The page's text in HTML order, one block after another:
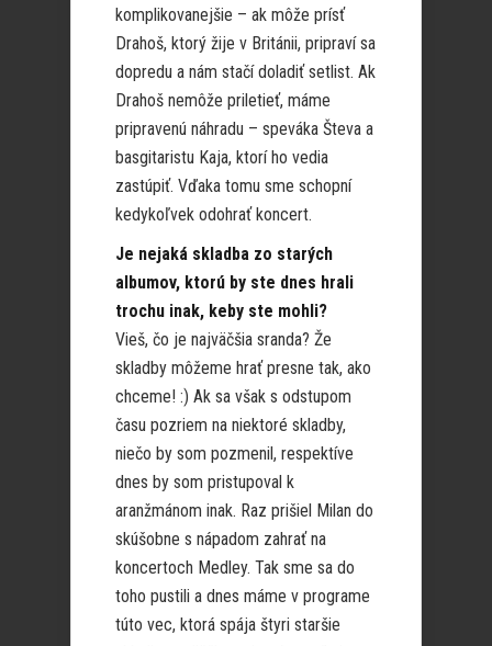
komplikovanejšie – ak môže prísť
Drahoš, ktorý žije v Británii, pripraví sa
dopredu a nám stačí doladiť setlist. Ak
Drahoš nemôže priletieť, máme
pripravenú náhradu – speváka Števa a
basgitaristu Kaja, ktorí ho vedia
zastúpiť. Vďaka tomu sme schopní
kedykoľvek odohrať koncert.
Je nejaká skladba zo starých
albumov, ktorú by ste dnes hrali
trochu inak, keby ste mohli?
Vieš, čo je najväčšia sranda? Že
skladby môžeme hrať presne tak, ako
chceme! :) Ak sa však s odstupom
času pozriem na niektoré skladby,
niečo by som pozmenil, respektíve
dnes by som pristupoval k
aranžmánom inak. Raz prišiel Milan do
skúšobne s nápadom zahrať na
koncertoch Medley. Tak sme sa do
toho pustili a dnes máme v programe
túto vec, ktorá spája štyri staršie